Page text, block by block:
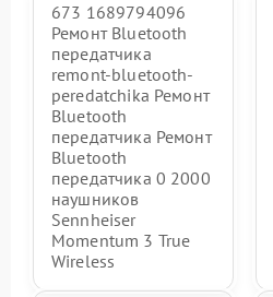
673 1689794096
Ремонт Bluetooth
передатчика
remont-bluetooth-
peredatchika Ремонт
Bluetooth
передатчика Ремонт
Bluetooth
передатчика 0 2000
наушников
Sennheiser
Momentum 3 True
Wireless